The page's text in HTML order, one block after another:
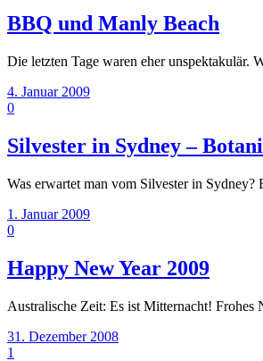
BBQ und Manly Beach
Die letzten Tage waren eher unspektakulär.
4. Januar 2009
0
Silvester in Sydney –
Was erwartet man vom Silvester in
1. Januar 2009
0
Happy New Year 2009
Australische Zeit: Es ist Mitternacht!
31. Dezember 2008
1